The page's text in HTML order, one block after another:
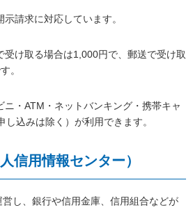
請求に対応しています。
受け取る場合は1,000円で、郵送で受け取
。
ニ・ATM・ネットバンキング・携帯キャ
し込みは除く）が利用できます。
信用情報センター）
し、銀行や信用金庫、信用組合などが